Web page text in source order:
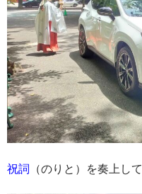
祝詞 （のりと）を奏上して